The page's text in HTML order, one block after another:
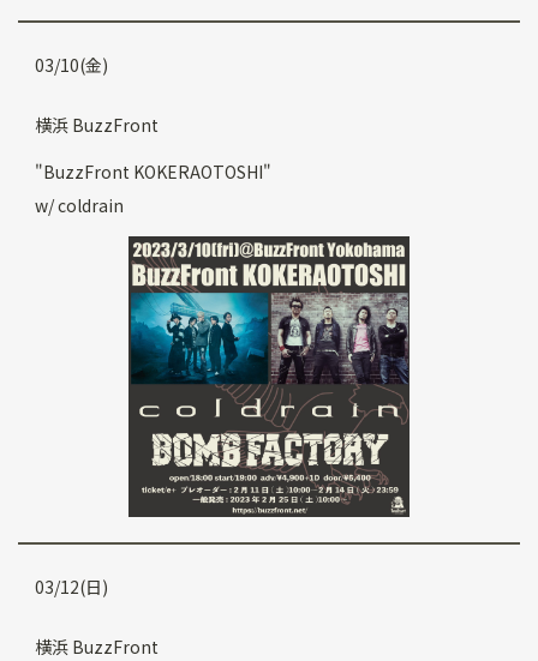
03/10(金)
横浜 BuzzFront
"BuzzFront KOKERAOTOSHI"
w/ coldrain
03/12(日)
横浜 BuzzFront